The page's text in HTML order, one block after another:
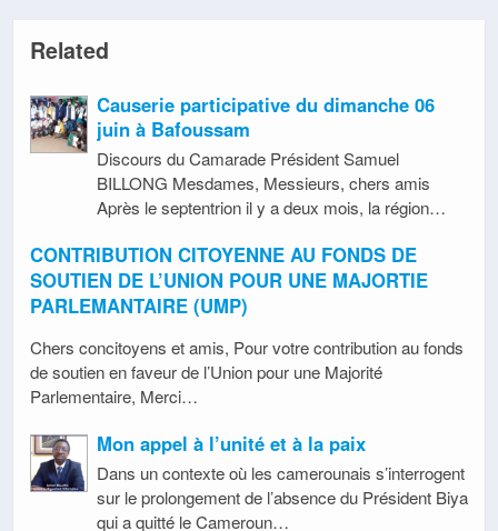
Related
Causerie participative du dimanche 06
juin à Bafoussam
Discours du Camarade Président Samuel
BILLONG Mesdames, Messieurs, chers amis
Après le septentrion il y a deux mois, la région…
CONTRIBUTION CITOYENNE AU FONDS DE
SOUTIEN DE L’UNION POUR UNE MAJORTIE
PARLEMANTAIRE (UMP)
Chers concitoyens et amis, Pour votre contribution au fonds
de soutien en faveur de l’Union pour une Majorité
Parlementaire, Merci…
Mon appel à l’unité et à la paix
Dans un contexte où les camerounais s’interrogent
sur le prolongement de l’absence du Président Biya
qui a quitté le Cameroun…